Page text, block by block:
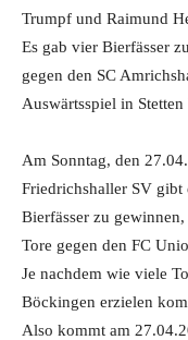
Trumpf und Raimund
Es gab vier Bierfässer
gegen den SC
Auswärtsspiel in
Am Sonntag, den
Friedrichshaller SV gibt
Bierfässer zu
Tore gegen den FC
Je nachdem wie viele
Böckingen erzielen
Also kommt am